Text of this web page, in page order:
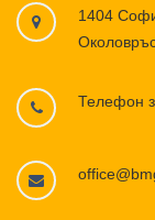
1404
Телефон